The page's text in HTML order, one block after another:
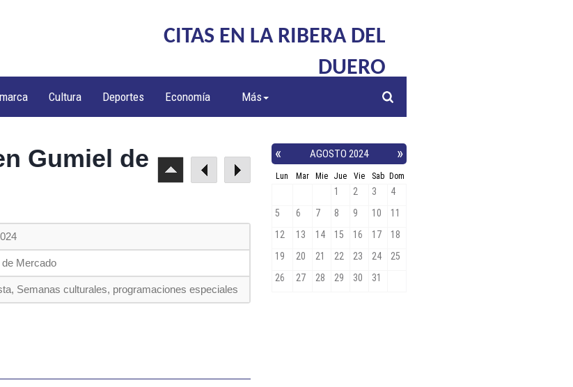
CITAS EN LA RIBERA DEL
DUERO
Cultura Deportes Economía Más
Gumiel de
Mercado
Semanas culturales, programaciones especiales